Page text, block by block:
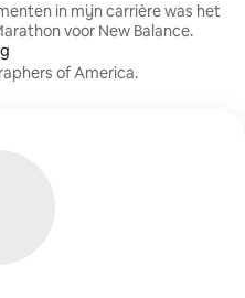
in mijn carrière was het
voor New Balance.
of America.